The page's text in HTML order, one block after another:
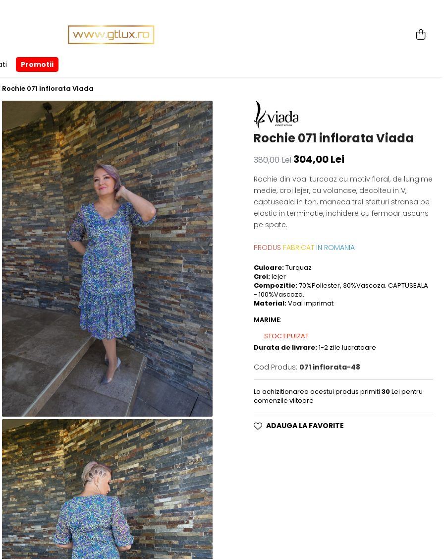
Promotii
Rochie 071 inflorata Viada
Rochie 071 inflorata Viada
380,00 Lei 304,00 Lei
Rochie din voal turcoaz cu motiv floral, de lungime
medie, croi lejer, cu volanase, decolteu in V,
captuseala in ton, maneca trei sferturi stransa pe
elastic in terminatie, inchidere cu fermoar ascuns
pe spate.
PRODUS FABRICAT IN ROMANIA
Culoare:Turquaz
Croi:lejer
Compozitie:70%Poliester, 30%Vascoza. CAPTUSEALA
- 100%Vascoza.
Material:Voal imprimat
MARIME:
STOC EPUIZAT
Durata de livrare:1-2 zile lucratoare
Cod Produs: 071 inflorata-48
La achizitionarea acestui produs primiti30Lei pentru
comenzile viitoare
ADAUGA LA FAVORITE